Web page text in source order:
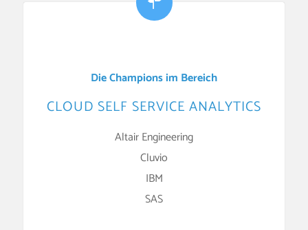
Die Champions im Bereich
CLOUD SELF SERVICE ANALYTICS
Altair Engineering
Cluvio
IBM
SAS